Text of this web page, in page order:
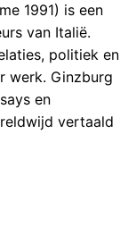
1991) is een
van Italië.
politiek en
werk. Ginzburg
en
vertaald